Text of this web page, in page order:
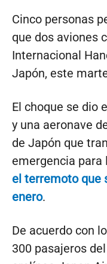
Cinco personas
que dos aviones
Internacional
Japón, este
El choque se dio
y una aeronave
de Japón que
emergencia para
el terremoto que
enero.
De acuerdo con
300 pasajeros